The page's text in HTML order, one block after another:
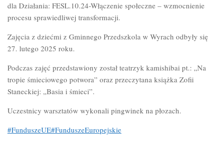
dla Działania: FESL.10.24-Włączenie społeczne – wzmocnienie
procesu sprawiedliwej transformacji.
Zajęcia z dziećmi z Gminnego Przedszkola w Wyrach odbyły się
27. lutego 2025 roku.
Podczas zajęć przedstawiony został teatrzyk kamishibai pt.: „Na
tropie śmieciowego potwora” oraz przeczytana książka Zofii
Staneckiej: „Basia i śmieci”.
Uczestnicy warsztatów wykonali pingwinek na płozach.
#FunduszeUE#FunduszeEuropejskie